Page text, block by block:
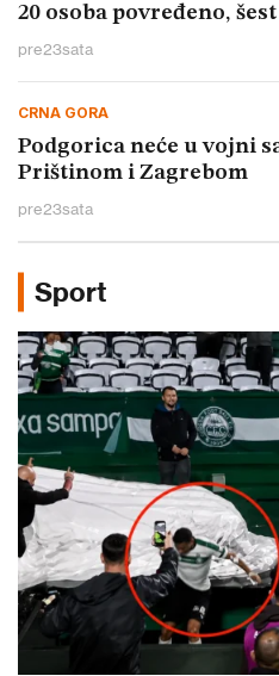
20 osoba povređeno,
pre23sata
CRNA GORA
Podgorica neće u vojni
Prištinom i Zagrebom
pre23sata
Sport